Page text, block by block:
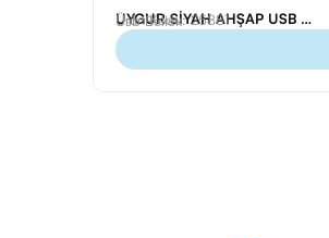
UYGUR SİYAH AHŞAP USB BELLEK (16 GB)
Ürün Kodu: 25881
Usb Bellek